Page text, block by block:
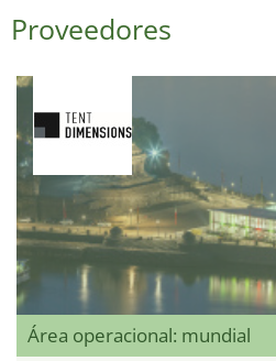
Proveedores
Área operacional: mundial